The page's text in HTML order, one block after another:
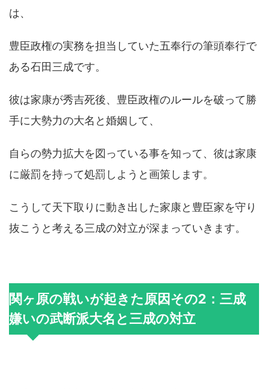
は、
豊臣政権の実務を担当していた五奉行の筆頭奉行で
ある石田三成です。
彼は家康が秀吉死後、豊臣政権のルールを破って勝
手に大勢力の大名と婚姻して、
自らの勢力拡大を図っている事を知って、彼は家康
に厳罰を持って処罰しようと画策します。
こうして天下取りに動き出した家康と豊臣家を守り
抜こうと考える三成の対立が深まっていきます。
関ヶ原の戦いが起きた原因その2：三成
嫌いの武断派大名と三成の対立